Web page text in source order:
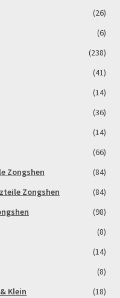
(26)
(6)
(238)
(41)
(14)
(36)
(14)
(66)
Zongshen
(84)
Zongshen
(84)
(98)
(8)
(14)
(8)
Klein
(18)